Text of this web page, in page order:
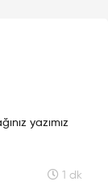
yazımız
1 dk